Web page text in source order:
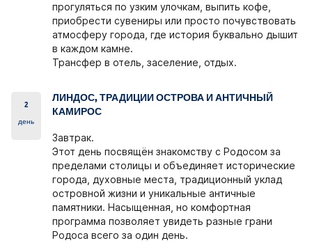
прогуляться по узким улочкам, выпить кофе,
приобрести сувениры или просто почувствовать
атмосферу города, где история буквально дышит
в каждом камне.
Трансфер в отель, заселение, отдых.
2
день
ЛИНДОС, ТРАДИЦИИ ОСТРОВА И АНТИЧНЫЙ
КАМИРОС
Завтрак.
Этот день посвящён знакомству с Родосом за
пределами столицы и объединяет исторические
города, духовные места, традиционный уклад
островной жизни и уникальные античные
памятники. Насыщенная, но комфортная
программа позволяет увидеть разные грани
Родоса всего за один день.